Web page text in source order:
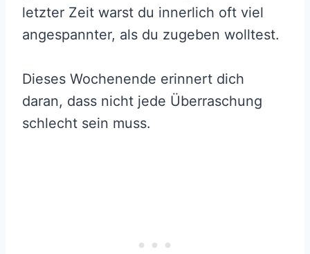
letzter Zeit warst du innerlich oft viel
angespannter, als du zugeben wolltest.
Dieses Wochenende erinnert dich
daran, dass nicht jede Überraschung
schlecht sein muss.